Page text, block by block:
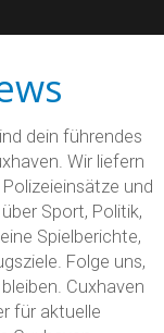
dein führendes
Wir liefern
und
Sport, Politik,
Spielberichte,
Folge uns,
Cuxhaven
für aktuelle